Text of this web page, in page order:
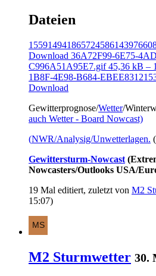
Dateien
Download 36A72F99-6E75-
C996A51A95E7.gif 45,36 kB –
1B8F-4E98-B684-
Download
Gewitterprognose/Wetter/
auch Wetter - Board Nowcast)
(NWR/Analysig/Unwetterlagen. (
Gewittersturm-Nowcast
Nowcasters/Outlooks USA/
19 Mal editiert, zuletzt von M2
15:07)
M2 Sturmwetter 30.